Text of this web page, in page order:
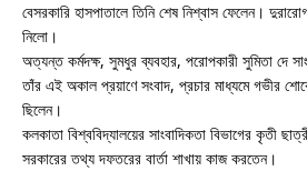
বেসরকারি হাসপাতালে তিনি শেষ নিশ্বাস ফেলেন।
নিলো।
অত্যন্ত কর্মদক্ষ, সুমধুর ব্যবহার, পরোপকারী সুমিতা দে
তাঁর এই অকাল প্রয়াণে সংবাদ, প্রচার মাধ্যমে গভীর
ছিলেন।
কলকাতা বিশ্ববিদ্যালয়ের সাংবাদিকতা বিভাগের কৃতী
সরকারের তথ্য দফতরের বার্তা শাখায় কাজ করতেন।